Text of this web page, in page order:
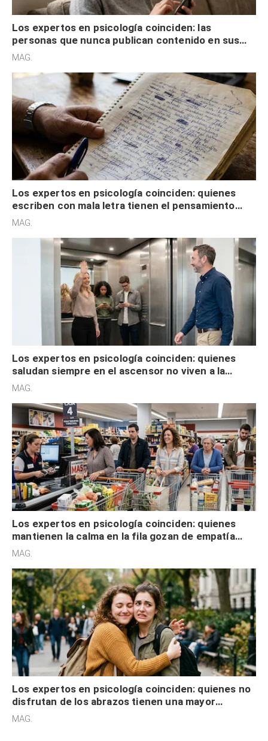
Los expertos en psicología coinciden: las
personas que nunca publican contenido en sus
redes sociales no pretenden buscar validación
MAG.
Los expertos en psicología coinciden: quienes
escriben con mala letra tienen el pensamiento
acelerado y no lo hacen por desinterés
MAG.
Los expertos en psicología coinciden: quienes
saludan siempre en el ascensor no viven a la
defensiva y tienen apertura social
MAG.
Los expertos en psicología coinciden: quienes
mantienen la calma en la fila gozan de empatía
cognitiva, gratitud y no solo tienen autocontrol
MAG.
Los expertos en psicología coinciden: quienes no
disfrutan de los abrazos tienen una mayor
sensibilidad a los estímulos físicos y no es por
MAG.